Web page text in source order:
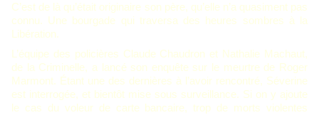
C’est de là qu’était originaire son père, qu’elle n’a quasiment pas
connu. Une bourgade qui traversa des heures sombres à la
Libération.
L’équipe des policières Claude Chaudron et Nathalie Machaut,
de la Criminelle, a lancé son enquête sur le meurtre de
Roger
Marmont. Étant une des dernières à l’avoir rencontré, Séverine
est interrogée, et bientôt mise sous surveillance. Si on y ajoute
le cas du voleur de carte bancaire, trop de morts violentes